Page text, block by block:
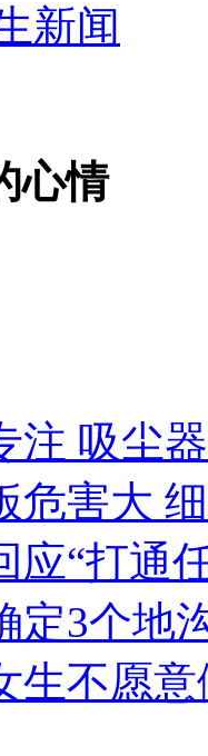
文卓
深夜将其击毙
拳打脚踢
新闻
心情
注 吸尘
危害大
应“打通
定3个地
生不愿